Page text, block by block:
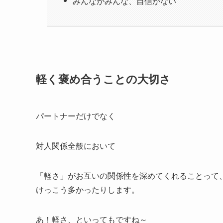
軽く褒め合うことの大切さ
パートナーだけでなく
対人関係全般において
「軽さ」がお互いの関係性を深めてくれることって
けっこう多かったりします。
あ！軽さ、といってもですね～